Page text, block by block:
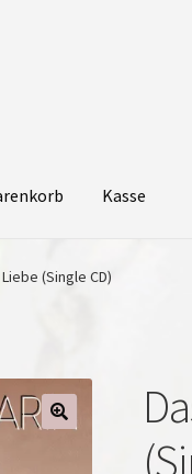
Kasse
(Single CD)